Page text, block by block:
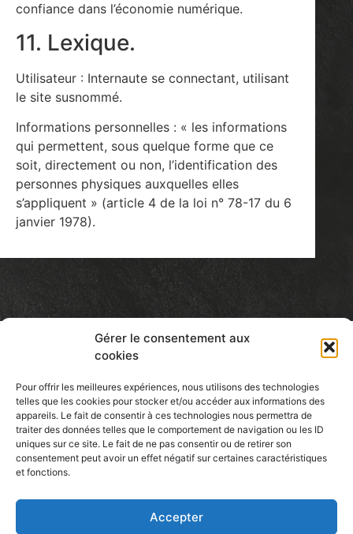
Gérer le consentement aux
cookies
Pour offrir les meilleures expériences, nous utilisons des technologies
telles que les cookies pour stocker et/ou accéder aux informations des
appareils. Le fait de consentir à ces technologies nous permettra de
traiter des données telles que le comportement de navigation ou les ID
uniques sur ce site. Le fait de ne pas consentir ou de retirer son
consentement peut avoir un effet négatif sur certaines caractéristiques
et fonctions.
Accepter
confiance dans l’économie numérique.
11. Lexique.
Utilisateur : Internaute se connectant, utilisant
le site susnommé.
Informations personnelles : « les informations
qui permettent, sous quelque forme que ce
soit, directement ou non, l’identification des
personnes physiques auxquelles elles
s’appliquent » (article 4 de la loi n° 78-17 du 6
janvier 1978).
Patcassone
CERAMIC ARTIST
Find Me Here